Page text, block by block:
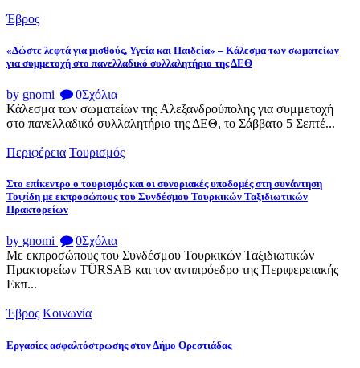
Έβρος
«Δώστε λεφτά για μισθούς, Υγεία και Παιδεία» – Κάλεσμα των σωματείων
για συμμετοχή στο πανελλαδικό συλλαλητήριο της ΔΕΘ
by gnomi 0Σχόλια
Κάλεσμα των σωματείων της Αλεξανδρούπολης για συμμετοχή
στο πανελλαδικό συλλαλητήριο της ΔΕΘ, το Σάββατο 5 Σεπτέ...
Περιφέρεια Τουρισμός
Στο επίκεντρο ο τουρισμός και οι συνοριακές υποδομές στη συνάντηση
Τοψίδη με εκπροσώπους του Συνδέσμου Τουρκικών Ταξιδιωτικών
Πρακτορείων
by gnomi 0Σχόλια
Με εκπροσώπους του Συνδέσμου Τουρκικών Ταξιδιωτικών
Πρακτορείων TÜRSAB και τον αντιπρόεδρο της Περιφερειακής
Εκπ...
Έβρος Κοινωνία
Εργασίες ασφαλτόστρωσης στον Δήμο Ορεστιάδας